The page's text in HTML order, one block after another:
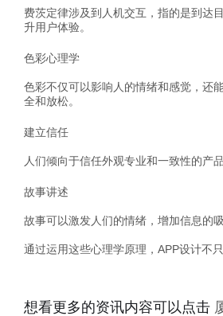
费茨定律涉及到人机交互，指的是到达
升用户体验。
色彩心理学
色彩不仅可以影响人的情绪和感觉，还
全和放松。
建立信任
人们倾向于信任外观专业和一致性的产
故事讲述
故事可以激发人们的情绪，增加信息的
通过运用这些心理学原理，APP设计不
想看更多的资讯内容可以点击